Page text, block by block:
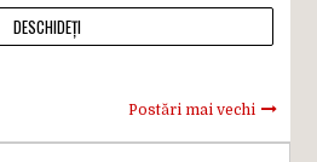
DESCHIDEȚI
Postări mai vechi